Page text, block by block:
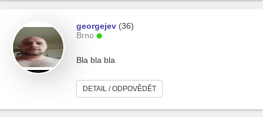
georgejev (36)
Brno
Bla bla bla
DETAIL / ODPOVĚDĚT